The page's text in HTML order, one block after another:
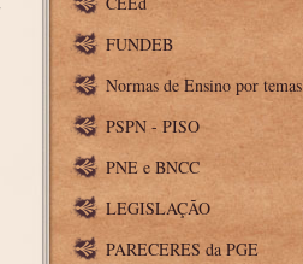
FUNDEB
Normas de Ensino por temas
PSPN - PISO
PNE e BNCC
LEGISLAÇÃO
PARECERES da PGE